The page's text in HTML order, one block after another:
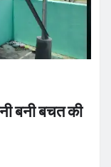
बनी बचत की